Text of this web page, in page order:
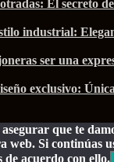
El secreto
industrial:
ser una
exclusivo:
que te
web. Si continúas
de acuerdo con ello.